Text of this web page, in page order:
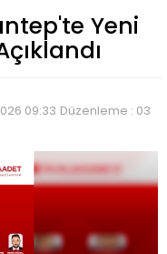
Yeni
09:33 Düzenleme : 03